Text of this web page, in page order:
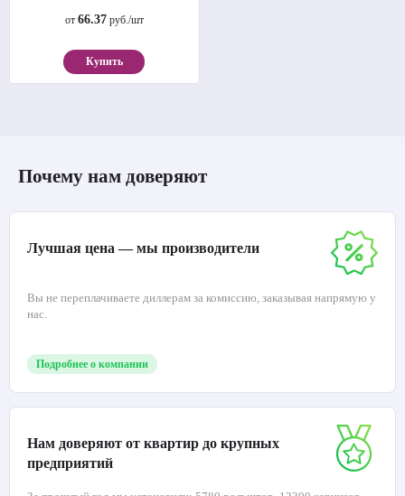
от 66.37руб./шт
Купить
Почему нам доверяют
Лучшая цена — мы производители
Вы не переплачиваете диллерам за комиссию, заказывая напрямую у
нас.
Подробнее о компании
Нам доверяют от квартир до крупных
предприятий